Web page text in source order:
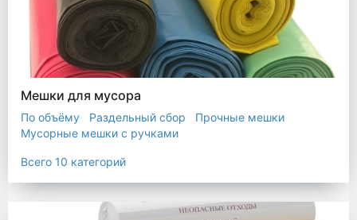
Мешки для мусора
По объёму Раздельный сбор
Прочные мешки
Мусорные мешки с ручками
Прозрачные мешки
Мешки строительные
Мешок для листьев
Всего 10 категорий